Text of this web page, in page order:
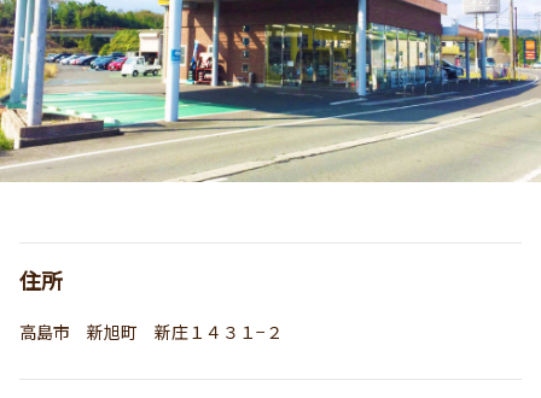
住所
高島市 新旭町 新庄１４３１−２